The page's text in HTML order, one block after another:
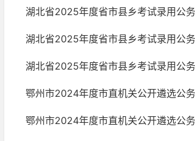
湖北省2025年度省市县乡考试录用公
湖北省2025年度省市县乡考试录用公
湖北省2025年度省市县乡考试录用公
鄂州市2024年度市直机关公开遴选公
鄂州市2024年度市直机关公开遴选公